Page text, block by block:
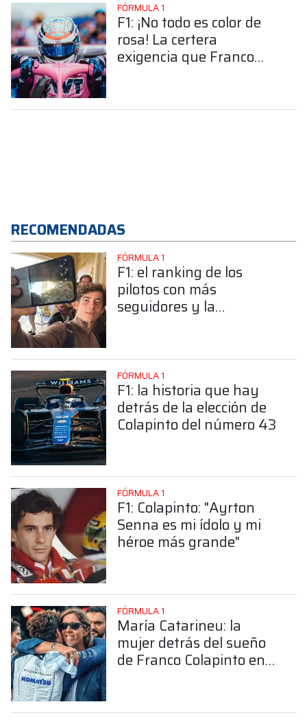
FÓRMULA 1
F1: ¡No todo es color de
rosa! La certera
exigencia que Franco
RECOMENDADAS
FÓRMULA 1
F1: el ranking de los
pilotos con más
seguidores y la
FÓRMULA 1
F1: la historia que hay
detrás de la elección de
Colapinto del número 43
FÓRMULA 1
F1: Colapinto: "Ayrton
Senna es mi ídolo y mi
héroe más grande"
FÓRMULA 1
María Catarineu: la
mujer detrás del sueño
de Franco Colapinto en